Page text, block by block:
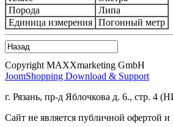
Порода
Липа
Единица измерения Погонный метр
Copyright MAXXmarketing GmbH
JoomShopping Download & Support
г. Рязань, пр-д Яблочкова д. 6., стр. 4
Сайт не является публичной офертой